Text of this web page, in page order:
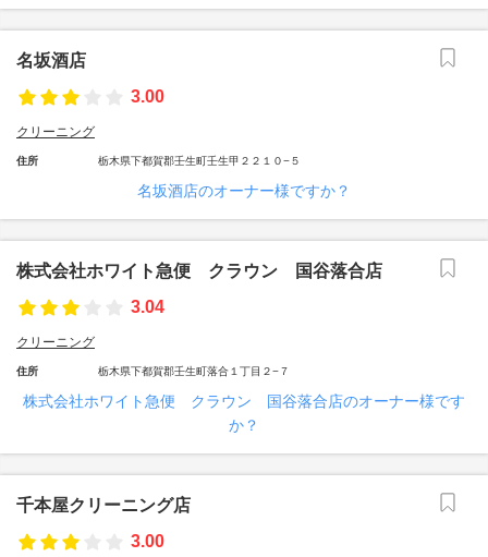
名坂酒店
3.00
クリーニング
住所 栃木県下都賀郡壬生町壬生甲２２１０−５
名坂酒店のオーナー様ですか？
株式会社ホワイト急便 クラウン 国谷落合店
3.04
クリーニング
住所 栃木県下都賀郡壬生町落合１丁目２−７
株式会社ホワイト急便 クラウン 国谷落合店のオーナー様です
か？
千本屋クリーニング店
3.00